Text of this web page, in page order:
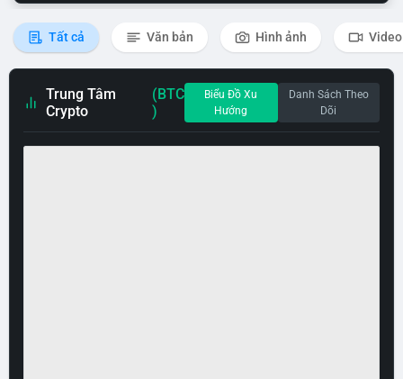
Tất cả Văn bản Hình ảnh Video
Trung Tâm
Crypto
(BTC
)
Biểu Đồ Xu
Hướng
Danh Sách Theo
Dõi